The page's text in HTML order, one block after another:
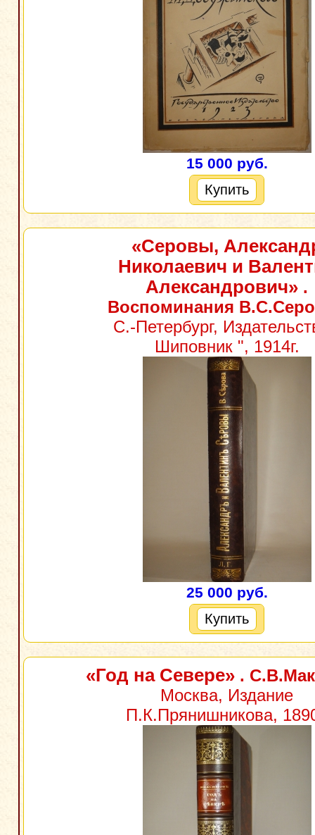
15 000 руб.
Купить
«Серовы,
Николаевич и
Александрович» .
Воспоминания
С.-Петербург,
Шиповник ", 1914г.
25 000 руб.
Купить
«Год на Севере».
Москва, Издание
П.К.Прянишникова,